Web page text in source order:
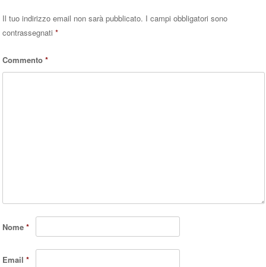
Il tuo indirizzo email non sarà pubblicato. I campi obbligatori sono
contrassegnati*
Commento*
Nome*
Email*